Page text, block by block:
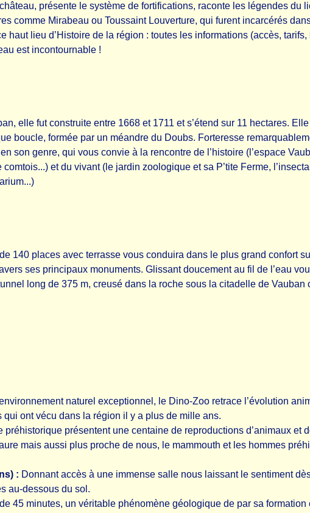
présente le système de fortifications, raconte les légendes du
comme Mirabeau ou Toussaint Louverture, qui furent incarcérés
haut lieu d’Histoire de la région : toutes les informations (accès, tarifs,
est incontournable !
elle fut construite entre 1668 et 1711 et s’étend sur 11 hectares.
boucle, formée par un méandre du Doubs. Forteresse
son genre, qui vous convie à la rencontre de l’histoire (l’espace
et du vivant (le jardin zoologique et sa P’tite Ferme,
140 places avec terrasse vous conduira dans le plus grand confort
ses principaux monuments. Glissant doucement au fil de l’eau
long de 375 m, creusé dans la roche sous la citadelle de
naturel exceptionnel, le Dino-Zoo retrace l’évolution
ont vécu dans la région il y a plus de mille ans.
présentent une centaine de reproductions d’animaux et
mais aussi plus proche de nous, le mammouth et les hommes
: Donnant accès à une immense salle nous laissant le sentiment
au-dessous du sol.
45 minutes, un véritable phénomène géologique de par sa